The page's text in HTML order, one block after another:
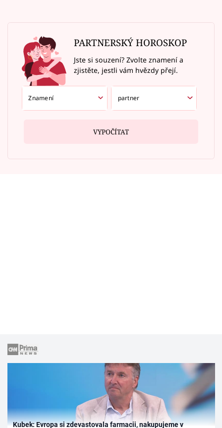
PARTNERSKÝ HOROSKOP
Jste si souzení? Zvolte znamení a
zjistěte, jestli vám hvězdy přejí.
VYPOČÍTAT
Kubek: Evropa si zdevastovala farmacii, nakupujeme v